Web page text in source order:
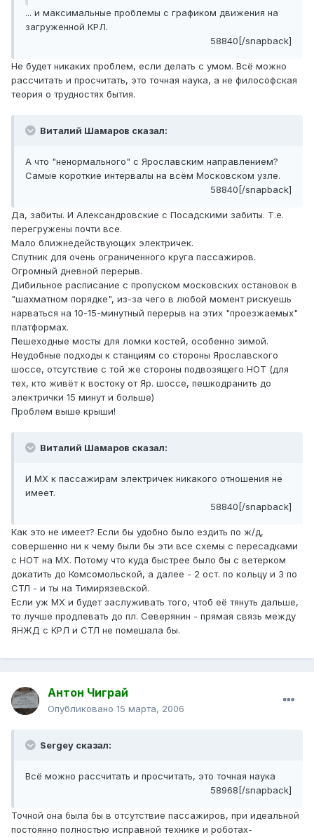
... и максимальные проблемы с графиком движения на
загруженной КРЛ.
58840[/snapback]
Не будет никаких проблем, если делать с умом. Всё можно
рассчитать и просчитать, это точная наука, а не философская
теория о трудностях бытия.
Виталий Шамаров сказал:
А что "ненормального" с Ярославским направлением?
Самые короткие интервалы на всём Московском узле.
58840[/snapback]
Да, забиты. И Александровские с Посадскими забиты. Т.е.
перегружены почти все.
Мало ближнедействующих электричек.
Спутник для очень ограниченного круга пассажиров.
Огромный дневной перерыв.
Дибильное расписание с пропуском московских остановок в
"шахматном порядке", из-за чего в любой момент рискуешь
нарваться на 10-15-минутный перерыв на этих "проезжаемых"
платформах.
Пешеходные мосты для ломки костей, особенно зимой.
Неудобные подходы к станциям со стороны Ярославского
шоссе, отсутствие с той же стороны подвозящего НОТ (для
тех, кто живёт к востоку от Яр. шоссе, пешкодранить до
электрички 15 минут и больше)
Проблем выше крыши!
Виталий Шамаров сказал:
И МХ к пассажирам электричек никакого отношения не
имеет.
58840[/snapback]
Как это не имеет? Если бы удобно было ездить по ж/д,
совершенно ни к чему были бы эти все схемы с пересадками
с НОТ на МХ. Потому что куда быстрее было бы с ветерком
докатить до Комсомольской, а далее - 2 ост. по кольцу и 3 по
СТЛ - и ты на Тимирязевской.
Если уж МХ и будет заслуживать того, чтоб её тянуть дальше,
то лучше продлевать до пл. Северянин - прямая связь между
ЯНЖД с КРЛ и СТЛ не помешала бы.
Антон Чиграй
Опубликовано 15 марта, 2006
Sergey сказал:
Всё можно рассчитать и просчитать, это точная наука
58968[/snapback]
Точной она была бы в отсутствие пассажиров, при идеальной
постоянно полностью исправной технике и роботах-